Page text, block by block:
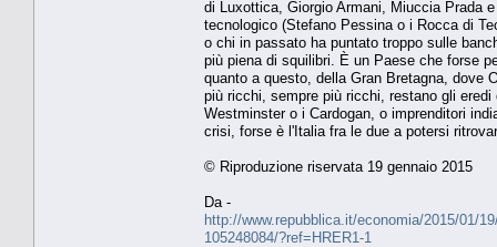
di Luxottica, Giorgio Armani, Miuccia Prada
tecnologico (Stefano Pessina o i Rocca di
o chi in passato ha puntato troppo sulle
più piena di squilibri. È un Paese che forse
quanto a questo, della Gran Bretagna, dove
più ricchi, sempre più ricchi, restano gli
Westminster o i Cardogan, o imprenditori
crisi, forse è l'Italia fra le due a potersi
© Riproduzione riservata 19 gennaio 2015
Da -
http://www.repubblica.it/economia/2015/01/
105248084/?ref=HRER1-1